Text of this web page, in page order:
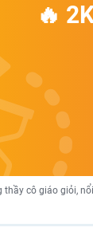
🔥
cấp Tiểu học và
thầy cô giáo giỏi,
thầy cô giáo giỏi
thầy cô giỏi, nổi tiếng
thầy cô giáo giỏi
Học 2023 - 2024
thầy cô giáo giỏi, nổi
thầy cô giáo giỏi,
cô giáo giỏi, nổi